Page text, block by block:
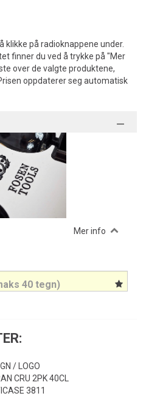
klikke på radioknappene under.
finner du ved å trykke på "Mer
over de valgte produktene,
oppdaterer seg automatisk
Mer info
/ LOGO
CRU 2PK 40CL
3811